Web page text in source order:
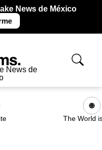
News de México
News de
🌐
The World